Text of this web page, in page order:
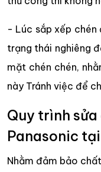
- Lúc sắp xếp chén
trạng thái nghiêng
mặt chén chén,
này Tránh việc để
Quy trình
Panasonic
Nhằm đảm bảo